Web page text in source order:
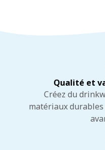
Qualité et
Créez du
matériaux